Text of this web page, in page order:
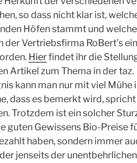
so dass nicht klar ist,
Höfen stammt und
der Vertriebsfirma RoBert’s
Hierfindet ihr die
Artikel zum Thema in der taz.
kann man nur mit viel
dass es bemerkt wird,
Trotzdem ist ein solcher
guten Gewissens Bio-Preise
haben, sondern immer
jenseits der